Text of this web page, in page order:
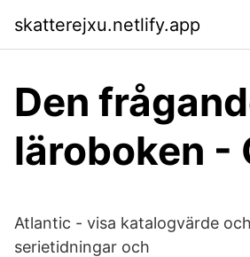
skatterejxu.netlify.app
Den
läroboken -
Atlantic - visa katalogvärde
serietidningar och